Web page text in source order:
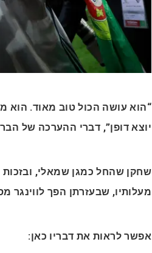
“הוא עושה הכול טוב מאוד. הוא
יוצא דופן”, דברי ההערכה של
שחקן שהחל כמגן שמאלי,
מעלותיו, שבעזרתן הפך לווינגר
אפשר לראות את דבריו כאן: